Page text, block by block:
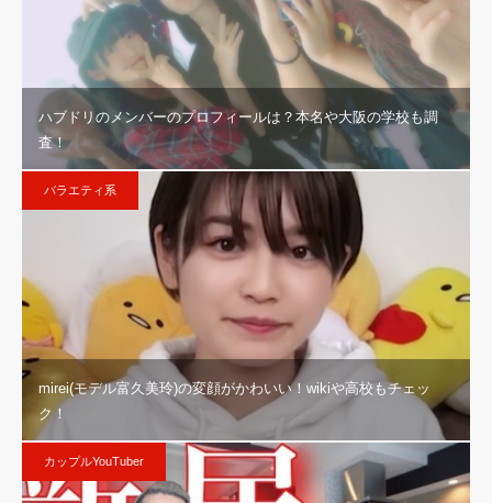
ハブドリのメンバーのプロフィールは？本名や大阪の学校も調
査！
バラエティ系
mirei(モデル富久美玲)の変顔がかわいい！wikiや高校もチェッ
ク！
カップルYouTuber